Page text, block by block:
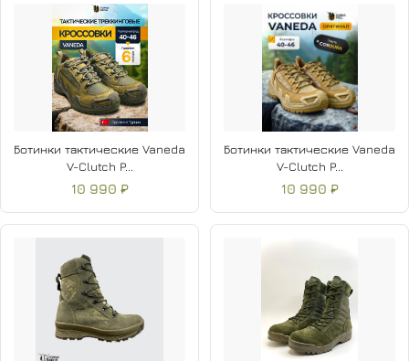
Ботинки тактические Vaneda
V-Clutch P...
10 990 ₽
Ботинки тактические Vaneda
V-Clutch P...
10 990 ₽